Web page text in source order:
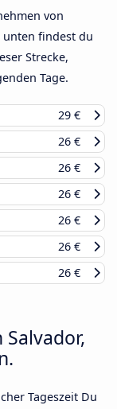
von
unten findest du
Strecke,
Tage.
29 €
26 €
26 €
26 €
26 €
26 €
26 €
Tageszeit Du